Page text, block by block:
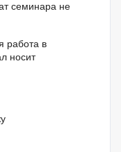
семинара не
работа в
носит